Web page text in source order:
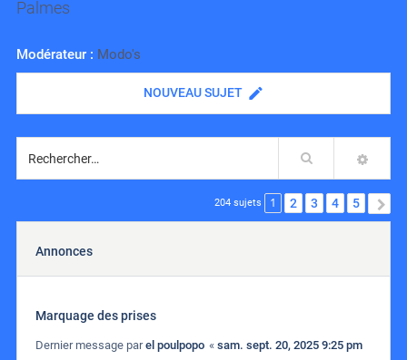
Palmes
Modérateur : Modo's
NOUVEAU SUJET
Rechercher
204 sujets 1 2 3 4 5
Annonces
Marquage des prises
Dernier message parel poulpopo « sam. sept. 20, 2025 9:25 pm